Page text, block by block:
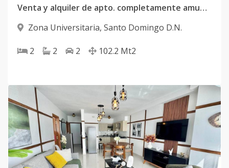
Venta y alquiler de apto. completamente amueblado en Zona Universitaria
Zona Universitaria, Santo Domingo D.N.
2 2 2 102.2 Mt2